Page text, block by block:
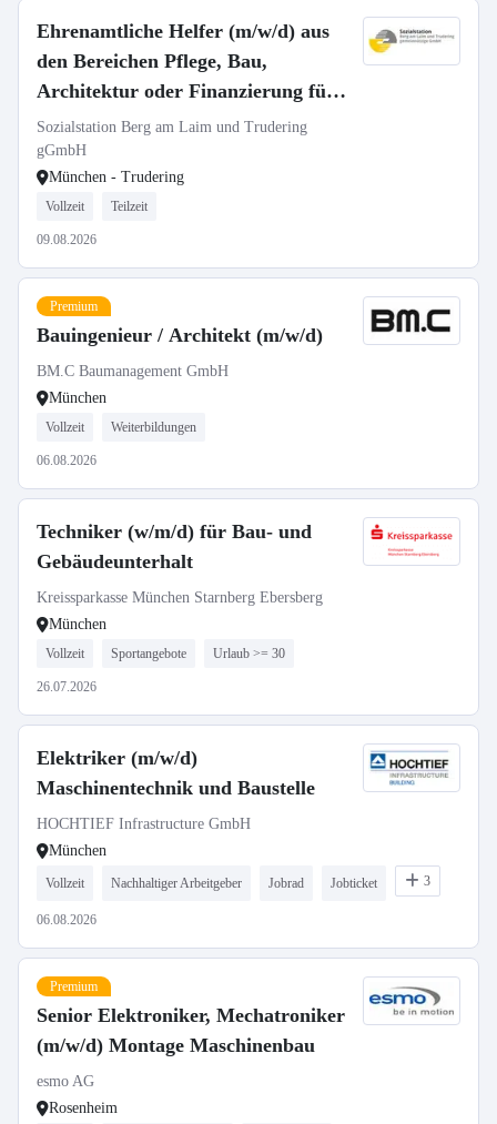
Ehrenamtliche Helfer (m/w/d) aus
den Bereichen Pflege, Bau,
Architektur oder Finanzierung für
den Aufbau und die Finanzierung
des Projekts „Tagespflege für
Menschen mit Demenz“
Sozialstation Berg am Laim und Trudering
gGmbH
München - Trudering
Vollzeit Teilzeit
09.08.2026
Premium
Bauingenieur / Architekt (m/w/d)
BM.C Baumanagement GmbH
München
Vollzeit Weiterbildungen
06.08.2026
Techniker (w/m/d) für Bau- und
Gebäudeunterhalt
Kreissparkasse München Starnberg Ebersberg
München
Vollzeit Sportangebote Urlaub >= 30
26.07.2026
Elektriker (m/w/d)
Maschinentechnik und Baustelle
HOCHTIEF Infrastructure GmbH
München
Vollzeit Nachhaltiger Arbeitgeber Jobrad Jobticket 3
06.08.2026
Premium
Senior Elektroniker, Mechatroniker
(m/w/d) Montage Maschinenbau
esmo AG
Rosenheim